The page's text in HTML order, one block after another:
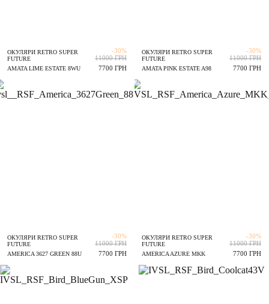
ОКУЛЯРИ RETRO SUPER
FUTURE
AMATA LIME ESTATE 8WU
11000 ГРН
-30%
7700 ГРН
ОКУЛЯРИ RETRO SUPER
FUTURE
AMATA PINK ESTATE A98
11000 ГРН
-30%
7700 ГРН
ОКУЛЯРИ RETRO SUPER
FUTURE
AMERICA 3627 GREEN 88U
11000 ГРН
-30%
7700 ГРН
ОКУЛЯРИ RETRO SUPER
FUTURE
AMERICA AZURE MKK
11000 ГРН
-30%
7700 ГРН